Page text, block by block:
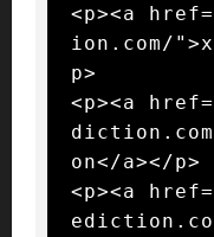
<p><a
ion.com/
p>
<p><a
on</a></p>
<p><a